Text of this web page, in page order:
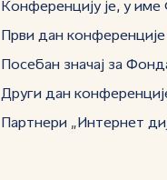
Конференцију је, у
Први дан
Посебан значај за
Други дан
Партнери „Интернет